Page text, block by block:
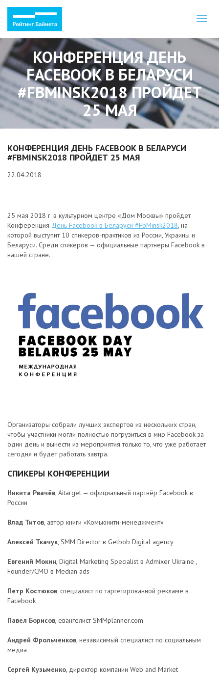
КОНФЕРЕНЦИЯ ДЕНЬ
FACEBOOK В БЕЛАРУСИ
#FBMINSK2018 ПРОЙДЕТ
25 МАЯ
КОНФЕРЕНЦИЯ ДЕНЬ FACEBOOK В БЕЛАРУСИ
#FBMINSK2018 ПРОЙДЕТ 25 МАЯ
22.04.2018
25 мая 2018 г. в культурном центре «Дом Москвы» пройдет
Конференция День Facebook в Беларуси #FbMinsk2018, на
которой выступит 10 спикеров-практиков из России, Украины и
Беларуси. Среди спикеров — официальные партнеры Facebook в
нашей стране.
Организаторы собрали лучших экспертов из нескольких стран,
чтобы участники могли полностью погрузиться в мир Facebook за
один день и вынести из мероприятия только то, что уже работает
сегодня и будет работать завтра.
СПИКЕРЫ КОНФЕРЕНЦИИ
Никита Рвачёв, Aitarget — официальный партнёр Facebook в
России
Влад Титов, автор книги «Комьюнити-менеджмент»
Алексей Ткачук, SMM Director в Getbob Digital agency
Евгений Мокин, Digital Marketing Specialist в Admixer Ukraine ,
Founder/CMO в Median ads
Петр Костюков, специалист по таргетированной рекламе в
Facebook
Павел Борисов, евангелист SMMplanner.com
Андрей Фрольченков, независимый специалист по социальным
медиа
Сергей Кузьменко, директор компании Web and Market